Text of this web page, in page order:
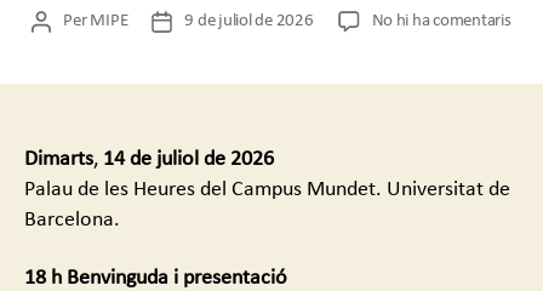
Autor
Per MIPE
Data9 de juliol de 2026 No hi ha comentarisa
Dimarts, 14 de juliol de 2026
Palau de les Heures del Campus Mundet. Universitat de
Barcelona.
18 h Benvinguda i presentació